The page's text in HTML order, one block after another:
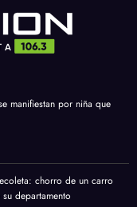
manifiestan por niña que
chorro de un carro
departamento